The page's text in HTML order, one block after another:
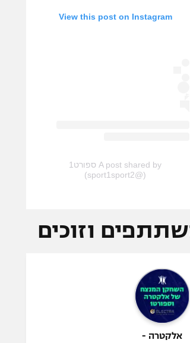
View this post on Instagram
A post shared by ספורט1
(@sport1sport2)
וזוכים
אלקטרה -